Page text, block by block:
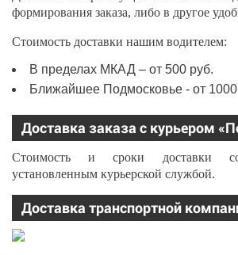
формирования заказа, либо в другое
Стоимость доставки нашим водителем:
В пределах МКАД – от 500 руб.
Ближайшее Подмосковье - от 1000
Доставка заказа с курьером
Стоимость и сроки доставки
установленным курьерской службой.
Доставка транспортной